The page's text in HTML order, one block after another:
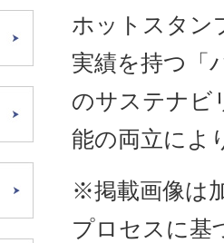
ホットスタン
実績を持つ「
のサステナビ
能の両立によ
※掲載画像は
プロセスに基